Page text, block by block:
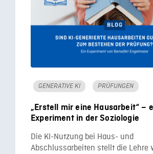
GENERATIVE KI PRÜFUNGEN
„Erstell mir eine Hausarbeit“ –
Experiment in der Soziologie
Die KI-Nutzung bei Haus- und
Abschlussarbeiten stellt die Lehre